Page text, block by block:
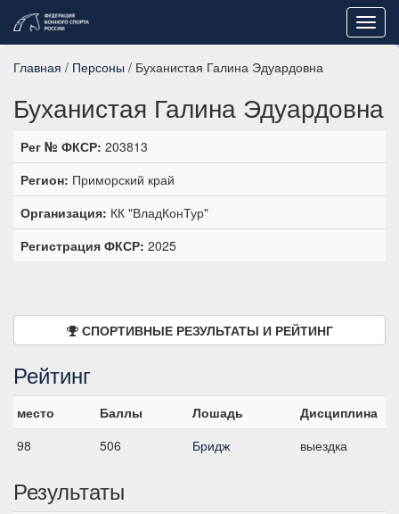
Главная / Персоны / Буханистая Галина Эдуардовна
Буханистая Галина Эдуардовна
Рег № ФКСР: 203813
Регион: Приморский край
Организация: КК "ВладКонТур"
Регистрация ФКСР: 2025
СПОРТИВНЫЕ РЕЗУЛЬТАТЫ И РЕЙТИНГ
Рейтинг
место Баллы Лошадь
Дисциплина
98
506 Бридж выездка
Результаты